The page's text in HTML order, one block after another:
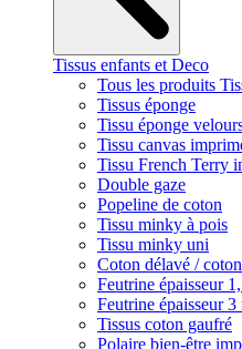
Tissus enfants et Deco
Tous les produits
Tissus éponge
Tissu éponge
Tissu canvas
Tissu French Terry
Double gaze
Popeline de coton
Tissu minky à pois
Tissu minky uni
Coton délavé /
Feutrine épaisseur
Feutrine épaisseur 3
Tissus coton gaufré
Polaire bien-être